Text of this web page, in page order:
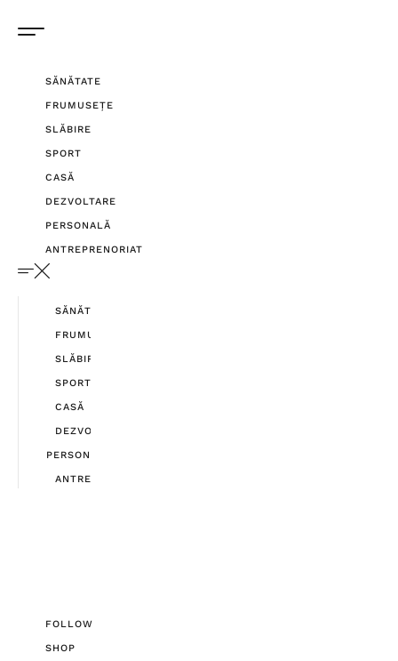
SĂNĂTATE
FRUMUSEȚE
SLĂBIRE
SPORT
CASĂ
DEZVOLTARE
PERSONALĂ
ANTREPRENORIAT
SĂNĂTATE
FRUMUSEȚE
SLĂBIRE
SPORT
CASĂ
DEZVOLTARE
PERSONALĂ
ANTREPRENORIAT
FOLLOW
SHOP